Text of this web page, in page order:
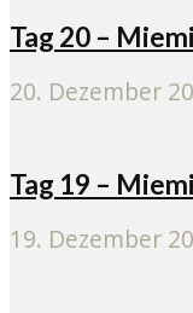
Tag 20 –
20. Dezember
Tag 19 –
19. Dezember